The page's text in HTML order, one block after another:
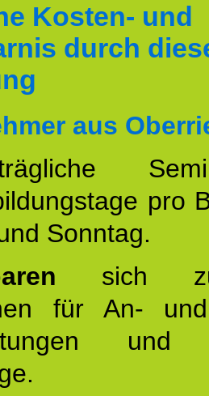
Kosten- und
durch
aus
pro
Sonntag.
sich
für An-
und